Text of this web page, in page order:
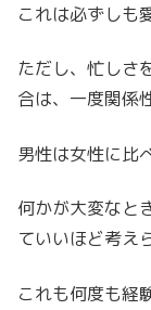
これは必ずしも
ただし、忙しさ
合は、一度関係
男性は女性に比
何かが大変なと
ていいほど考え
これも何度も経